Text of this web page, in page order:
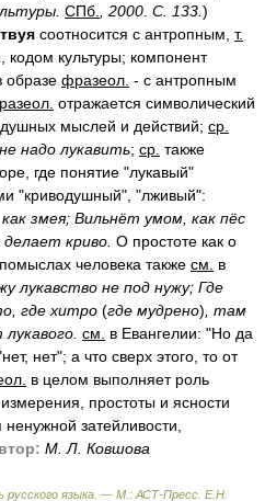
СПб. , 2000 С. 133. )
соотносится с антропным, т.
кодом культуры; компонент
образе фразеол. - с антропным
отражается символический
мыслей и действий; ср.
, не надо лукавить; ср. также
где понятие "лукавый"
"криводушный", "лживый":
змея; Вильнёт умом, как пёс
криво. О простоте как о
человека также см.
в
лукавство не под нужу; Где
где хитро (где мудрено) , там
см.
в Евангелии: "Но да
нет"; а что сверх этого, то от
в целом выполняет роль
измерения, простоты и ясности
ненужной затейливости,
М. Л. Ковшова
русского языка. — М.: АСТ-Пресс Е.Н.